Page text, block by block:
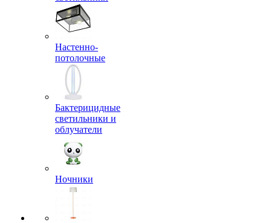
Настенно-
потолочные
Бактерицидные
светильники и
облучатели
Ночники